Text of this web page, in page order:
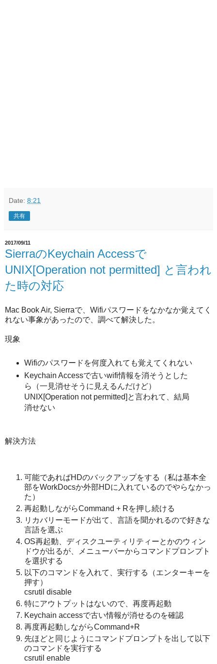
Date: 8:21
共有
2017/09/11
SierraのKeychain Accessで
UNIX[Operation not permitted] と言われ
た時の対応
Mac Book Air, Sierraで、Wifiパスワードをなかなか覚えてく
れない事象があったので、調べて解決した。
現象
Wifiのパスワードを何度入れても覚えてくれない
Keychain Accessで古いwifi情報を消そうとした
ら（一見消せそうに見えるんだけど）
UNIX[Operation not permitted]と言われて、結局
消せない
解決方法
可能であればHDのバックアップをする（私は基本全
部をWorkDocsか外部HDに入れているのでやらなかっ
た）
再起動しながらCommand + Rを押し続ける
リカバリーモードが出て、言語を聞かれるので好きな
言語を選ぶ
OS再起動、ディスクユーティリティーとかのウィン
ドウが出るが、メニューバーからコマンドプロンプト
を選択する
以下のコマンドを入れて、実行する（エンターキーを
押す）
csrutil disable
特にアウトプットはないので、再度再起動
Keychain accessで古い情報が消せるのを確認
再度再起動しながらCommand+R
先ほどと同じようにコマンドプロンプトを出して以下
のコマンドを実行する
csrutil enable